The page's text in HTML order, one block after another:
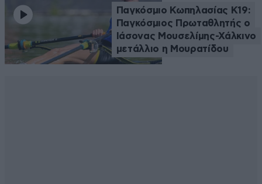
Παγκόσμιο Κωπηλασίας Κ19:
Παγκόσμιος Πρωταθλητής ο
Ιάσονας Μουσελίμης-Χάλκινο
μετάλλιο η Μουρατίδου